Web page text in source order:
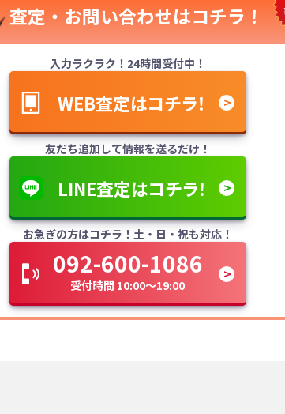
査定・お問い合わせはコチラ！
入力ラクラク！24時間受付中！
WEB査定はコチラ！
友だち追加して情報を送るだけ！
LINE査定はコチラ！
お急ぎの方はコチラ！土・日・祝も対応！
092-600-1086
受付時間 10:00～19:00